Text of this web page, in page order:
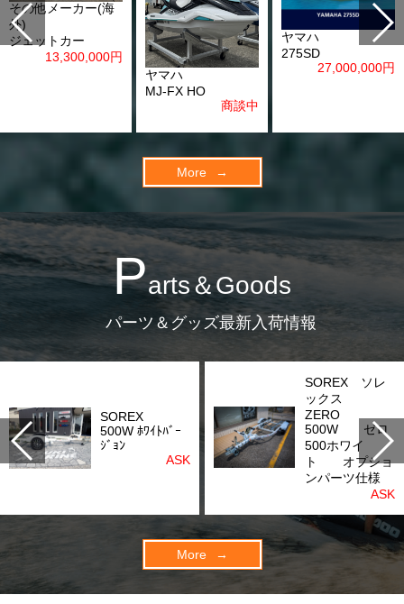
その他メーカー(海
外)
ジェットカー
13,300,000円
ヤマハ
MJ-FX HO
商談中
ヤマハ
275SD
27,000,000円
More
Parts＆Goods
パーツ＆グッズ最新入荷情報
SOREX
500W ﾎﾜｲﾄﾊﾞｰ
ｼﾞｮﾝ
ASK
SOREX ソレ
ックス
ZERO
500W ゼロ
500ホワイ
ト オプショ
ンパーツ仕様
ASK
More